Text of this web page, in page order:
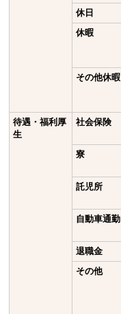
休日
休暇
その他休暇
待遇・福利厚
生
社会保険
寮
託児所
自動車通勤
退職金
その他